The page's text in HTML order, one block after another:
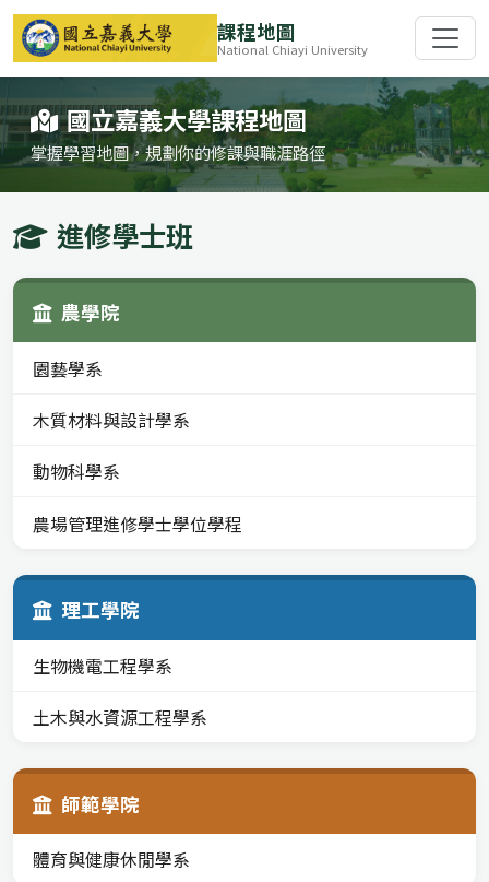
課程地圖
National Chiayi University
國立嘉義大學課程地圖
掌握學習地圖，規劃你的修課與職涯路徑
進修學士班
農學院
園藝學系
木質材料與設計學系
動物科學系
農場管理進修學士學位學程
理工學院
生物機電工程學系
土木與水資源工程學系
師範學院
體育與健康休閒學系